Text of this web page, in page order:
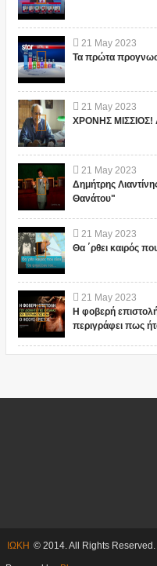
21 May 2023
Τα πρώτα
21 May 2023
ΧΡΟΝΗΣ ΜΙΣΣΙΟΣ!
21 May 2023
Δημήτρης
Θανάτου"
21 May 2023
Θα ΄ρθει καιρός
21 May 2023
Η φοβερή επιστολή
περιγράφει πως
ΙΩΚΗ © 2014. All Rights Reserved.